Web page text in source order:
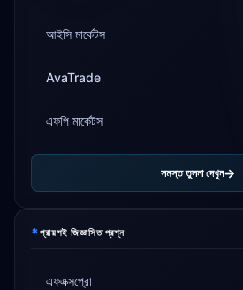
আইসি মার্কেটস
AvaTrade
এফপি মার্কেটস
সমস্ত তুলনা দেখুন
*প্রায়শই জিজ্ঞাসিত প্রশ্ন
এফএক্সপ্রো